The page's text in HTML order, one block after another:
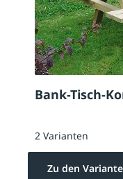
Bank-Tisch-
2 Varianten
Zu den